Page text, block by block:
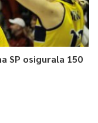
SP osigurala 150